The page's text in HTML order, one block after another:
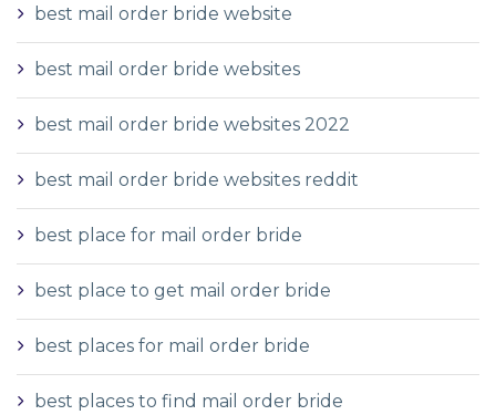
best mail order bride website
best mail order bride websites
best mail order bride websites 2022
best mail order bride websites reddit
best place for mail order bride
best place to get mail order bride
best places for mail order bride
best places to find mail order bride